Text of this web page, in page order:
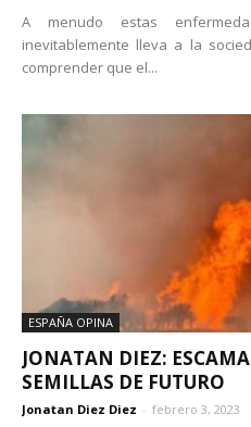
A menudo estas
inevitablemente lleva a la
comprender que el...
ESPAÑA OPINA
JONATAN DIEZ:
SEMILLAS DE FUTURO
Jonatan Diez Diez - febrero 3, 2023